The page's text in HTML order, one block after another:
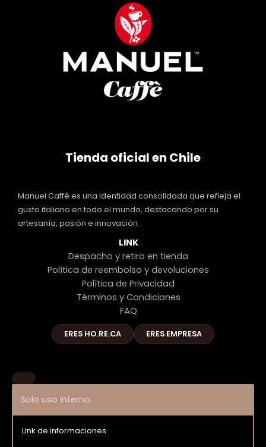
Tienda oficial en Chile
Manuel Caffè es una identidad consolidada que refleja el
gusto italiano en todo el mundo, destacando por su
artesanía, pasión e innovación.
LINK
Despacho y retiro en tienda
Política de reembolso y devoluciones
Política de Privacidad
Términos y Condiciones
FAQ
ERES HO.RE.CA ERES EMPRESA
Solo uso interno
Link de informaciones